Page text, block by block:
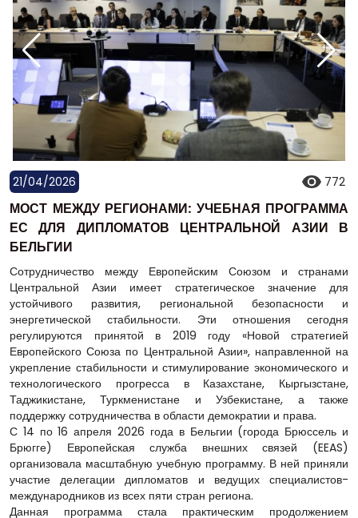
21/04/2026 772
МОСТ МЕЖДУ РЕГИОНАМИ: УЧЕБНАЯ ПРОГРАММА
ЕС ДЛЯ ДИПЛОМАТОВ ЦЕНТРАЛЬНОЙ АЗИИ В
БЕЛЬГИИ
Сотрудничество между Европейским Союзом и странами
Центральной Азии имеет стратегическое значение для
устойчивого развития, региональной безопасности и
энергетической стабильности. Эти отношения сегодня
регулируются принятой в 2019 году «Новой стратегией
Европейского Союза по Центральной Азии», направленной на
укрепление стабильности и стимулирование экономического и
технологического прогресса в Казахстане, Кыргызстане,
Таджикистане, Туркменистане и Узбекистане, а также
поддержку сотрудничества в области демократии и права.
С 14 по 16 апреля 2026 года в Бельгии (города Брюссель и
Брюгге) Европейская служба внешних связей (EEAS)
организовала масштабную учебную программу. В ней приняли
участие делегации дипломатов и ведущих специалистов-
международников из всех пяти стран региона.
Данная программа стала практическим продолжением